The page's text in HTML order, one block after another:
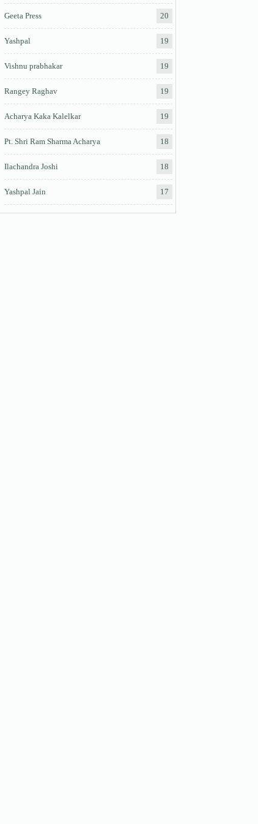
Geeta Press 20
Yashpal 19
Vishnu prabhakar 19
Rangey Raghav 19
Acharya Kaka Kalelkar 19
Pt. Shri Ram Sharma Acharya 18
Ilachandra Joshi 18
Yashpal Jain 17